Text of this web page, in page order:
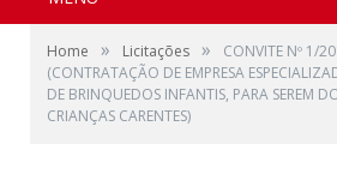
Home » Licitações »
CONVITE Nº 1/
(CONTRATAÇÃO DE EMPRESA
DE BRINQUEDOS INFANTIS, PARA SEREM
CRIANÇAS CARENTES)